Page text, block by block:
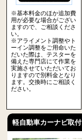
※基本料金のほか追加費
用が必要な場合がござい
ますので、ご相談くださ
い。
※アライメント調整やト
ーイン調整をご用命いた
だいた際は、テスターを
備えた専門店にて作業を
実施させていただいてお
りますので別料金となり
ます。交換時にご相談く
ださい。
軽自動車カーナビ取付